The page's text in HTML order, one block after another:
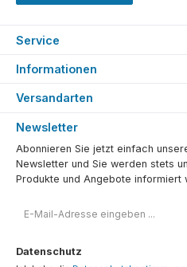
Service
Informationen
Versandarten
Newsletter
Abonnieren Sie jetzt einfach
Newsletter und Sie werden stets
Produkte und Angebote informiert
Mail-
Datenschutz